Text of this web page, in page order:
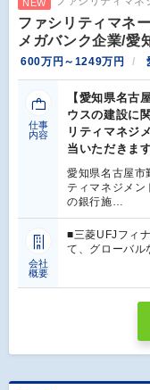
NEW
ファシリティマネ
メガバンク企業/愛
600万円～1249万円
仕事
内容
【愛知県名古
ウスの建設に
リティマネジ
当いただきます
愛知県名古屋市
ティマネジメ
の銀行施…
会社
概要
■三菱UFJフィ
て、グローバ